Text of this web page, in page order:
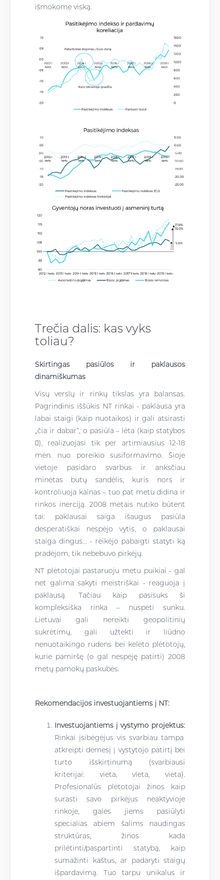
išmokome viską.
Trečia dalis: kas vyks
toliau?
Skirtingas pasiūlos ir paklausos
dinamiškumas
Visų verslų ir rinkų tikslas yra balansas.
Pagrindinis iššūkis NT rinkai - paklausa yra
labai staigi (kaip nuotaikos) ir gali atsirasti
„čia ir dabar“, o pasiūla – lėta (kaip statybos
), realizuojasi tik per artimiausius 12-18
mėn. nuo poreikio susiformavimo. Šioje
vietoje pasidaro svarbus ir anksčiau
minėtas butų sandėlis, kuris nors ir
kontroliuoja kainas – tuo pat metu didina ir
rinkos inerciją. 2008 metais nutiko būtent
tai: paklausai saiga išaugus pasiūla
desperatiškai nespėjo vytis, o paklausai
staiga dingus... - reikėjo pabaigti statyti ką
pradėjom, tik nebebuvo pirkėjų.
NT plėtotojai pastaruoju metu puikiai - gal
net galima sakyti meistriškai - reaguoja į
paklausą. Tačiau kaip pasisuks ši
kompleksiška rinka – nuspėti sunku.
Lietuvai gali nereikti geopolitinių
sukrėtimų, gali užtekti ir liūdno
nenuotaikingo rudens bei keleto plėtotojų,
kurie pamiršę (o gal nespėję patirti) 2008
metų pamokų paskubės.
Rekomendacijos investuojantiems į NT:
Investuojantiems į vystymo projektus:
Rinkai įsibėgėjus vis svarbiau tampa
atkreipti dėmesį į vystytojo patirtį bei
turto išskirtinumą (svarbiausi
kriterijai: vieta, vieta, vieta).
Profesionalūs plėtotojai žinos kaip
surasti savo pirkėjus neaktyvioje
rinkoje, galės jiems pasiūlyti
specialias abiem šalims naudingas
struktūras, žinos kada
prilėtinti/paspartinti statybą, kaip
sumažinti kaštus, ar padaryti staigų
išpardavimą. Tuo tarpu unikalus ir